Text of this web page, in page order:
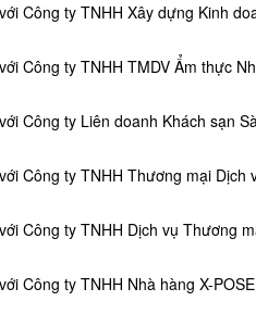
Công ty TNHH Xây dựng Kinh
Công ty TNHH TMDV Ẩm thực
Công ty Liên doanh Khách sạn
Công ty TNHH Thương mại Dịch
Công ty TNHH Dịch vụ Thương
Công ty TNHH Nhà hàng X-